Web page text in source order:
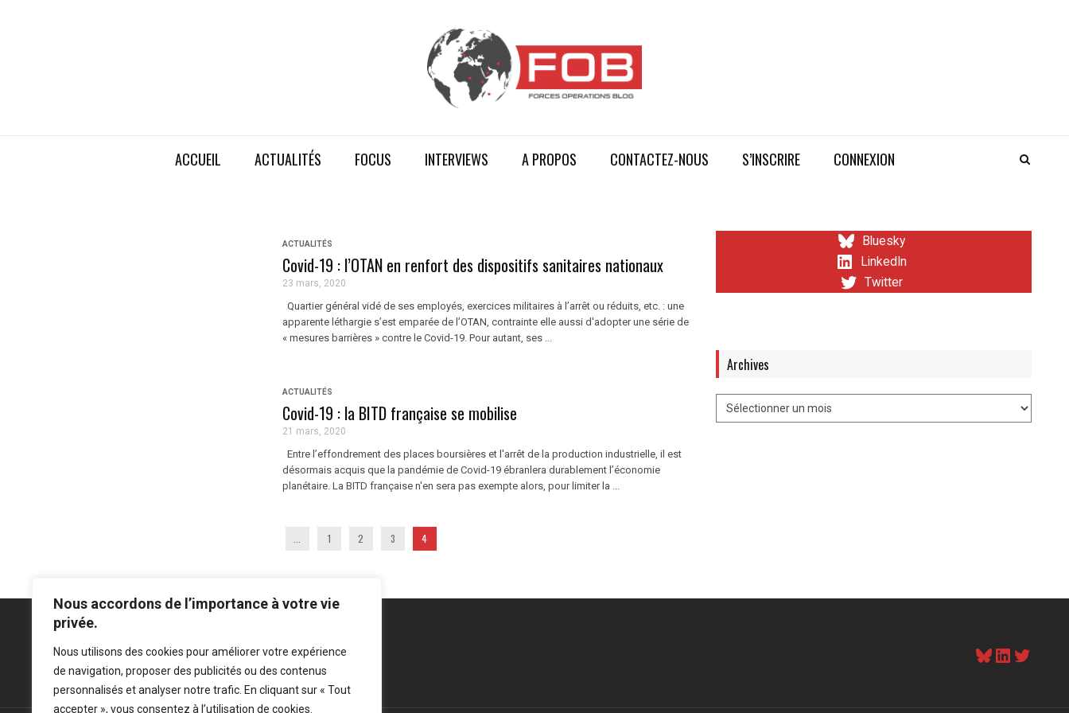
Nous accordons de l’importance à votre vie
privée.
Nous utilisons des cookies pour améliorer votre expérience
de navigation, proposer des publicités ou des contenus
personnalisés et analyser notre trafic. En cliquant sur « Tout
accepter », vous consentez à l’utilisation de cookies.
ACCUEIL ACTUALITÉS FOCUS INTERVIEWS A PROPOS CONTACTEZ-NOUS S’INSCRIRE CONNEXION
ACTUALITÉS
Covid-19 : l’OTAN en renfort des dispositifs sanitaires nationaux
23 mars, 2020
Quartier général vidé de ses employés, exercices militaires à l’arrêt ou réduits, etc. : une
apparente léthargie s’est emparée de l’OTAN, contrainte elle aussi d'adopter une série de
« mesures barrières » contre le Covid-19. Pour autant, ses ...
ACTUALITÉS
Covid-19 : la BITD française se mobilise
21 mars, 2020
Entre l’effondrement des places boursières et l'arrêt de la production industrielle, il est
désormais acquis que la pandémie de Covid-19 ébranlera durablement l’économie
planétaire. La BITD française n'en sera pas exempte alors, pour limiter la ...
1 2 3 4
Bluesky
LinkedIn
Twitter
Archives
Mentions légales -Politique de confidentialité
Bluesky